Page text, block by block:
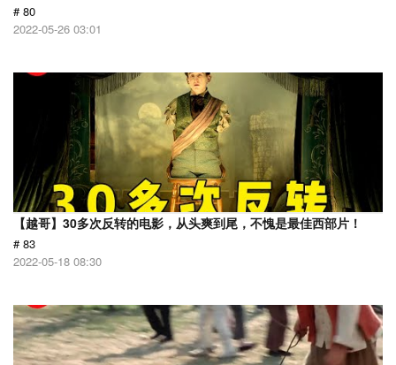
# 80
2022-05-26 03:01
【越哥】30多次反转的电影，从头爽到尾，不愧是最佳西部片！
# 83
2022-05-18 08:30